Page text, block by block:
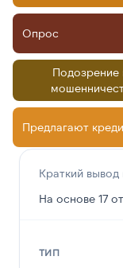
Опрос
Подозрение
Предлагают
Краткий
На основе 17
ТИП